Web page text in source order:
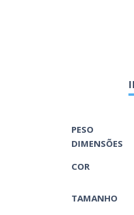
PESO
DIMENSÕES
COR
TAMANHO